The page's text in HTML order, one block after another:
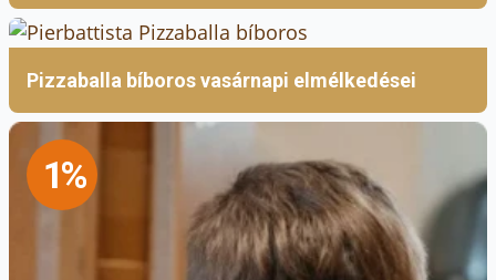
Pizzaballa bíboros vasárnapi elmélkedései
1%